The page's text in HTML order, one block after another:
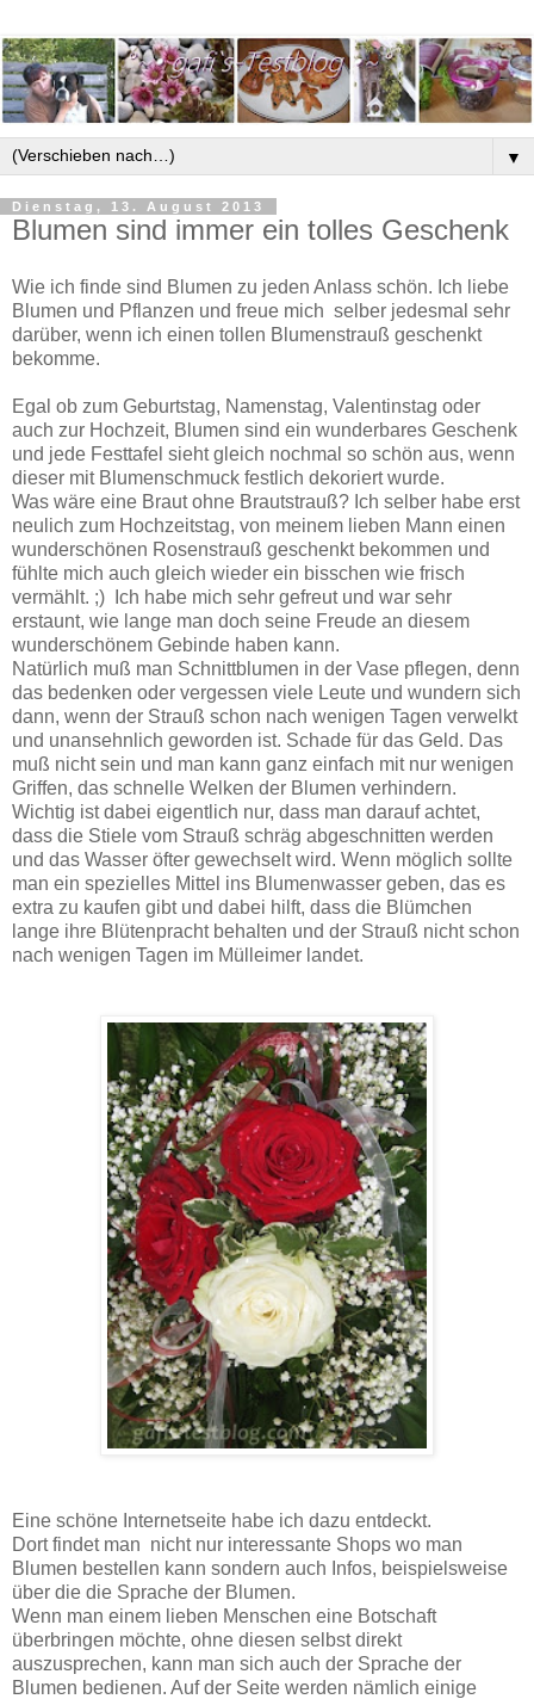
▼
Dienstag, 13. August 2013
Blumen sind immer ein tolles Geschenk
Wie ich finde sind Blumen zu jeden Anlass schön. Ich liebe
Blumen und Pflanzen und freue mich selber jedesmal sehr
darüber, wenn ich einen tollen Blumenstrauß geschenkt
bekomme.
Egal ob zum Geburtstag, Namenstag, Valentinstag oder
auch zur Hochzeit, Blumen sind ein wunderbares Geschenk
und jede Festtafel sieht gleich nochmal so schön aus, wenn
dieser mit Blumenschmuck festlich dekoriert wurde.
Was wäre eine Braut ohne Brautstrauß? Ich selber habe erst
neulich zum Hochzeitstag, von meinem lieben Mann einen
wunderschönen Rosenstrauß geschenkt bekommen und
fühlte mich auch gleich wieder ein bisschen wie frisch
vermählt. ;) Ich habe mich sehr gefreut und war sehr
erstaunt, wie lange man doch seine Freude an diesem
wunderschönem Gebinde haben kann.
Natürlich muß man Schnittblumen in der Vase pflegen, denn
das bedenken oder vergessen viele Leute und wundern sich
dann, wenn der Strauß schon nach wenigen Tagen verwelkt
und unansehnlich geworden ist. Schade für das Geld. Das
muß nicht sein und man kann ganz einfach mit nur wenigen
Griffen, das schnelle Welken der Blumen verhindern.
Wichtig ist dabei eigentlich nur, dass man darauf achtet,
dass die Stiele vom Strauß schräg abgeschnitten werden
und das Wasser öfter gewechselt wird. Wenn möglich sollte
man ein spezielles Mittel ins Blumenwasser geben, das es
extra zu kaufen gibt und dabei hilft, dass die Blümchen
lange ihre Blütenpracht behalten und der Strauß nicht schon
nach wenigen Tagen im Mülleimer landet.
Eine schöne Internetseite habe ich dazu entdeckt.
Dort findet man nicht nur interessante Shops wo man
Blumen bestellen kann sondern auch Infos, beispielsweise
über die die Sprache der Blumen.
Wenn man einem lieben Menschen eine Botschaft
überbringen möchte, ohne diesen selbst direkt
auszusprechen, kann man sich auch der Sprache der
Blumen bedienen. Auf der Seite werden nämlich einige